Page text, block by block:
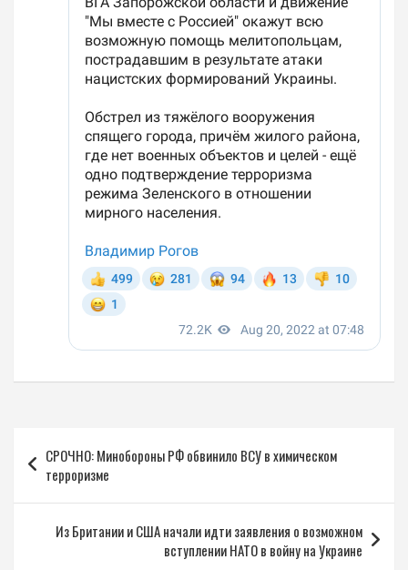
по
записям
СРОЧНО: Минобороны РФ обвинило ВСУ в химическом
терроризме
Из Британии и США начали идти заявления о возможном
вступлении НАТО в войну на Украине